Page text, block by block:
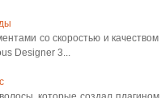
со скоростью и
Designer 3...